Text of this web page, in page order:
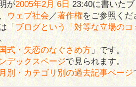
が2005年2月 6日 23:40に書いた
ウェブ社会／著作権をご参照くだ
「 ブログという「対等な立場の
式・失恋のなぐさめ方 」です。
デックスページで見られます。
別・カテゴリ別の過去記事ページ